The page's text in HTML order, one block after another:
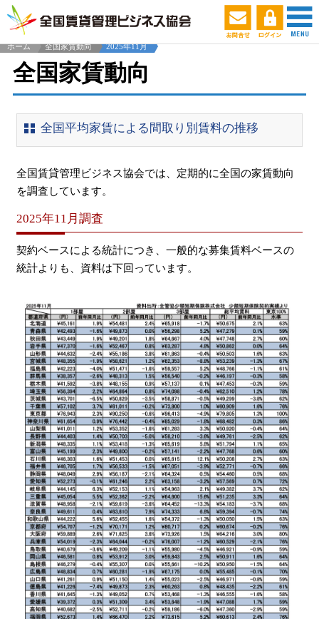
ホーム 全国家賃動向 2025年11月
全国家賃動向
全国平均家賃による間取り別賃料の推移
全国賃貸管理ビジネス協会では、定期的に全国の家賃動向
を調査しています。
2025年11月調査
契約ベースによる統計につき、一般的な募集賃料ベースの
統計よりも、資料は下回っています。